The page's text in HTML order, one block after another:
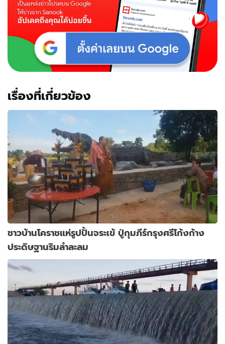
เรื่องที่เกี่ยวข้อง
ชาวบ้านโคราชแห่รูปปั้นจระเข้ ปู่กุมภีร์กรุงศรีโก้งก้าง
ประดิษฐานริมลำละลม